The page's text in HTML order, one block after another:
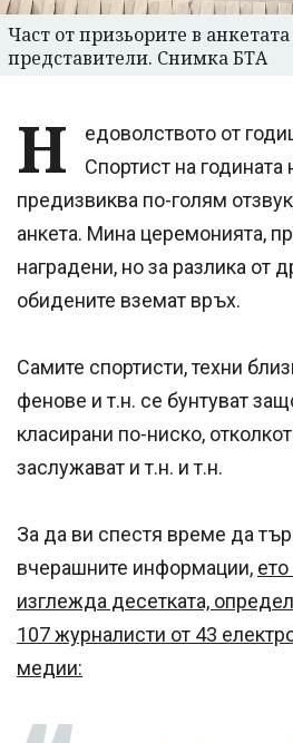
Част от призьорите в
представители. Снимка БТА
Н
едоволството от
Спортист на годината
предизвиква по-голям
анкета. Мина церемонията,
наградени, но за разлика от
обидените вземат връх.
Самите спортисти, техни
фенове и т.н. се бунтуват
класирани по-ниско,
заслужават и т.н. и т.н.
За да ви спестя време да
вчерашните информации, ето
изглежда десетката,
107 журналисти от 43
медии: